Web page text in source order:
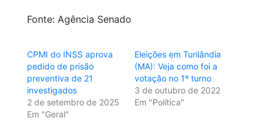
Fonte: Agência Senado
CPMI do INSS aprova
pedido de prisão
preventiva de 21
investigados
2 de setembro de 2025
Em "Geral"
Eleições em Turilândia
(MA): Veja como foi a
votação no 1º turno
3 de outubro de 2022
Em "Política"